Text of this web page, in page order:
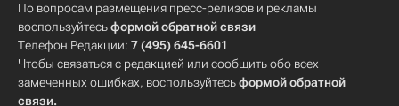
По вопросам размещения пресс-релизов и рекламы
воспользуйтесьформой обратной связи
Телефон Редакции: 7 (495) 645-6601
Чтобы связаться с редакцией или сообщить обо всех
замеченных ошибках, воспользуйтесьформой обратной
связи.